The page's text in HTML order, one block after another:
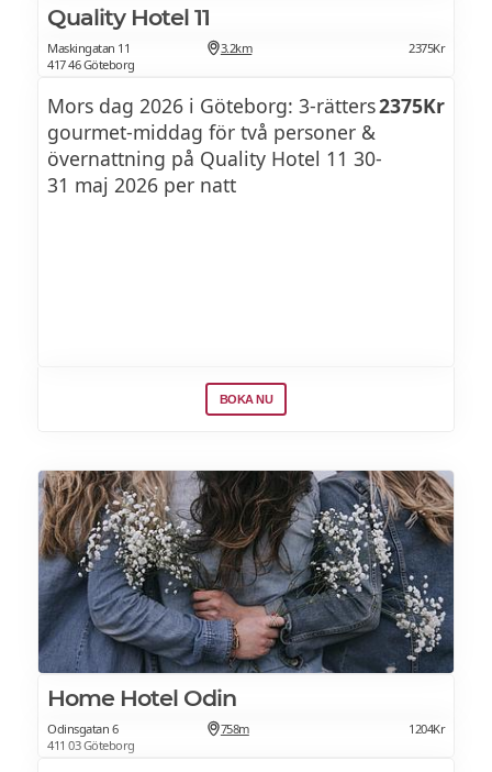
Quality Hotel 11
Maskingatan 11
417 46 Göteborg
3.2km 2375Kr
Mors dag 2026 i Göteborg: 3-rätters
gourmet-middag för två personer &
övernattning på Quality Hotel 11 30-
31 maj 2026 per natt
2375Kr
BOKA NU
Home Hotel Odin
Odinsgatan 6
411 03 Göteborg
758m 1204Kr